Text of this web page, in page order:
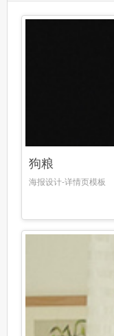
狗粮
海报设计-详情页模板